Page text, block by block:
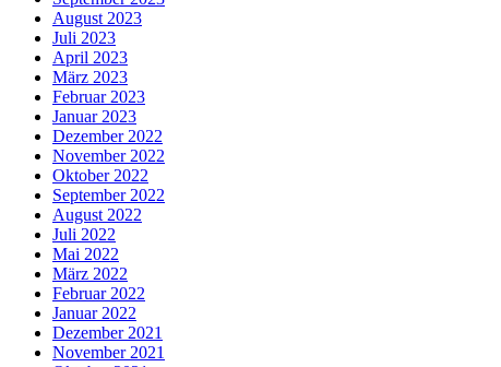
August 2023
Juli 2023
April 2023
März 2023
Februar 2023
Januar 2023
Dezember 2022
November 2022
Oktober 2022
September 2022
August 2022
Juli 2022
Mai 2022
März 2022
Februar 2022
Januar 2022
Dezember 2021
November 2021